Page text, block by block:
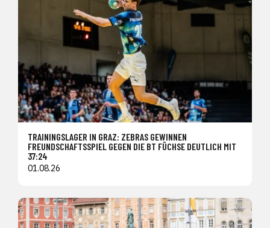
TRAININGSLAGER IN GRAZ: ZEBRAS GEWINNEN
FREUNDSCHAFTSSPIEL GEGEN DIE BT FÜCHSE DEUTLICH MIT
37:24
01.08.26